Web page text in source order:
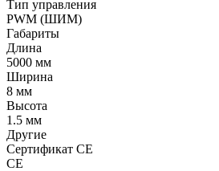
Тип управления
PWM (ШИМ)
Габариты
Длина
5000 мм
Ширина
8 мм
Высота
1.5 мм
Другие
Сертификат CE
CE